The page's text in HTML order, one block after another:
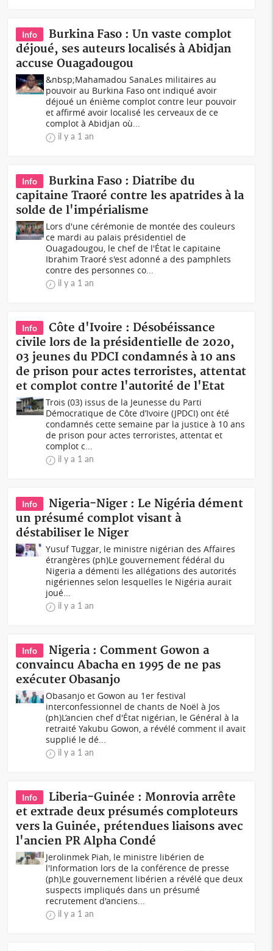
Info
Burkina Faso : Un vaste complot
déjoué, ses auteurs localisés à Abidjan
accuse Ouagadougou
&nbsp;Mahamadou SanaLes militaires au
pouvoir au Burkina Faso ont indiqué avoir
déjoué un énième complot contre leur pouvoir
et affirmé avoir localisé les cerveaux de ce
complot à Abidjan où...
il y a 1 an
Info
Burkina Faso : Diatribe du
capitaine Traoré contre les apatrides à la
solde de l'impérialisme
Lors d'une cérémonie de montée des couleurs
ce mardi au palais présidentiel de
Ouagadougou, le chef de l'État le capitaine
Ibrahim Traoré s'est adonné a des pamphlets
contre des personnes co...
il y a 1 an
Info
Côte d'Ivoire : Désobéissance
civile lors de la présidentielle de 2020,
03 jeunes du PDCI condamnés à 10 ans
de prison pour actes terroristes, attentat
et complot contre l'autorité de l'Etat
Trois (03) issus de la Jeunesse du Parti
Démocratique de Côte d’Ivoire (JPDCI) ont été
condamnés cette semaine par la justice à 10 ans
de prison pour actes terroristes, attentat et
complot c...
il y a 1 an
Info
Nigeria-Niger : Le Nigéria dément
un présumé complot visant à
déstabiliser le Niger
Yusuf Tuggar, le ministre nigérian des Affaires
étrangères (ph)Le gouvernement fédéral du
Nigeria a démenti les allégations des autorités
nigériennes selon lesquelles le Nigéria aurait
joué...
il y a 1 an
Info
Nigeria : Comment Gowon a
convaincu Abacha en 1995 de ne pas
exécuter Obasanjo
Obasanjo et Gowon au 1er festival
interconfessionnel de chants de Noël à Jos
(ph)L’ancien chef d'État nigérian, le Général à la
retraité Yakubu Gowon, a révélé comment il avait
supplié le dé...
il y a 1 an
Info
Liberia-Guinée : Monrovia arrête
et extrade deux présumés comploteurs
vers la Guinée, prétendues liaisons avec
l'ancien PR Alpha Condé
Jerolinmek Piah, le ministre libérien de
l'Information lors de la conférence de presse
(ph)Le gouvernement libérien a révélé que deux
suspects impliqués dans un présumé
recrutement d'anciens...
il y a 1 an